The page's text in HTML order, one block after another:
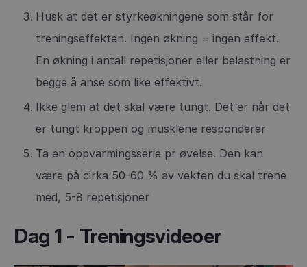
Husk at det er styrkeøkningene som står for
treningseffekten. Ingen økning = ingen effekt.
En økning i antall repetisjoner eller belastning er
begge å anse som like effektivt.
Ikke glem at det skal være tungt. Det er når det
er tungt kroppen og musklene responderer
Ta en oppvarmingsserie pr øvelse. Den kan
være på cirka 50-60 % av vekten du skal trene
med, 5-8 repetisjoner
Dag 1 - Treningsvideoer